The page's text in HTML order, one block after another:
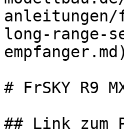
long-range-
# FrSKY R9
## Link zum